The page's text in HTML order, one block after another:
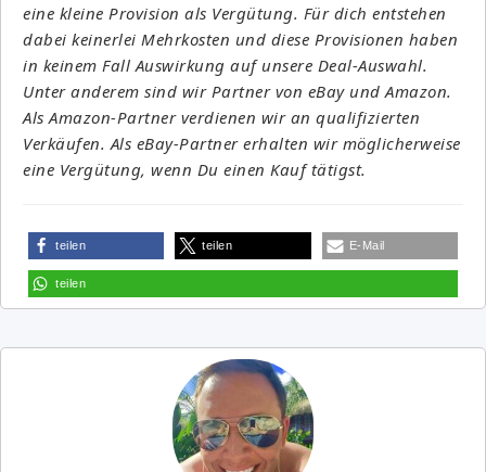
eine kleine Provision als Vergütung. Für dich entstehen
dabei keinerlei Mehrkosten und diese Provisionen haben
in keinem Fall Auswirkung auf unsere Deal-Auswahl.
Unter anderem sind wir Partner von eBay und Amazon.
Als Amazon-Partner verdienen wir an qualifizierten
Verkäufen. Als eBay-Partner erhalten wir möglicherweise
eine Vergütung, wenn Du einen Kauf tätigst.
teilen teilen E-Mail
teilen